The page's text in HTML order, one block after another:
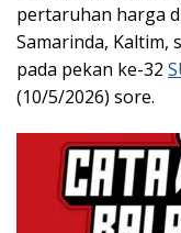
pertaruhan harga
Samarinda, Kaltim,
pada pekan ke-32
(10/5/2026) sore.